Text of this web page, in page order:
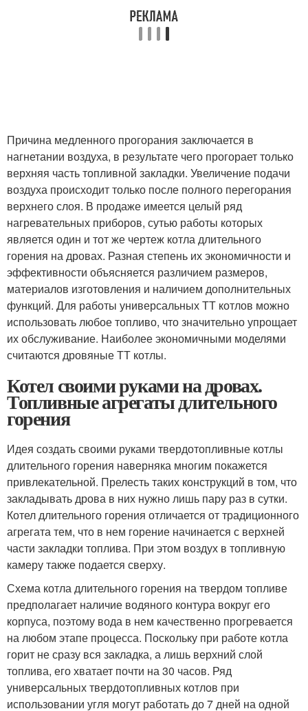
Причина медленного прогорания заключается в
нагнетании воздуха, в результате чего прогорает только
верхняя часть топливной закладки. Увеличение подачи
воздуха происходит только после полного перегорания
верхнего слоя. В продаже имеется целый ряд
нагревательных приборов, сутью работы которых
является один и тот же чертеж котла длительного
горения на дровах. Разная степень их экономичности и
эффективности объясняется различием размеров,
материалов изготовления и наличием дополнительных
функций. Для работы универсальных ТТ котлов можно
использовать любое топливо, что значительно упрощает
их обслуживание. Наиболее экономичными моделями
считаются дровяные ТТ котлы.
Котел своими руками на дровах.
Топливные агрегаты длительного
горения
Идея создать своими руками твердотопливные котлы
длительного горения наверняка многим покажется
привлекательной. Прелесть таких конструкций в том, что
закладывать дрова в них нужно лишь пару раз в сутки.
Котел длительного горения отличается от традиционного
агрегата тем, что в нем горение начинается с верхней
части закладки топлива. При этом воздух в топливную
камеру также подается сверху.
Схема котла длительного горения на твердом топливе
предполагает наличие водяного контура вокруг его
корпуса, поэтому вода в нем качественно прогревается
на любом этапе процесса. Поскольку при работе котла
горит не сразу вся закладка, а лишь верхний слой
топлива, его хватает почти на 30 часов. Ряд
универсальных твердотопливных котлов при
использовании угля могут работать до 7 дней на одной